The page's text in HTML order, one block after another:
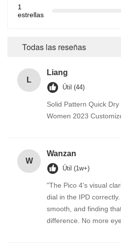
1
estrellas
Todas las reseñas
L
Liang
Útil (44)
Solid Pattern Quick
Women 2023
W
Wanzan
Útil (1w+)
"The Pico 4's visual
dial in the IPD
smooth, and finding
difference. No more